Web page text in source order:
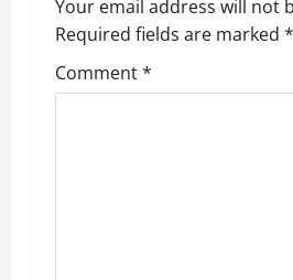
i
g
Your email address will not
Required fields are marked *
Comment*